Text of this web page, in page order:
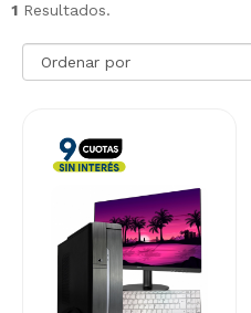
1 Resultados.